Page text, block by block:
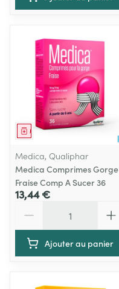
Médicament
Medica, Qualiphar
Medica Comprimes Gorge
Fraise Comp A Sucer 36
13,44 €
Ajouter au panier